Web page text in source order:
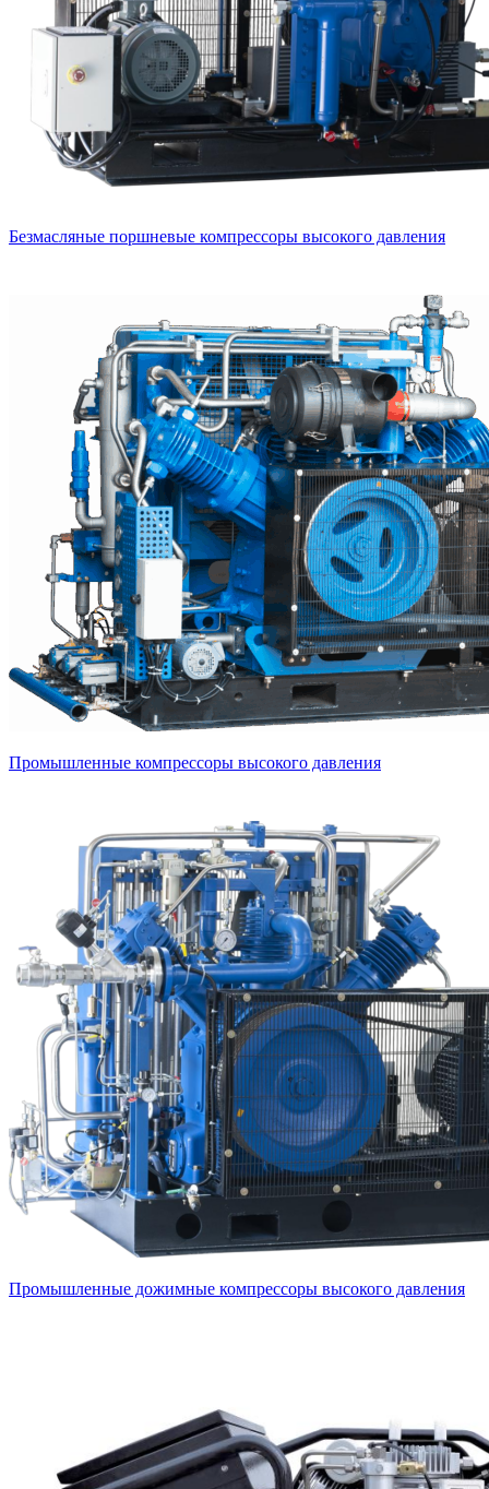
Безмасляные поршневые компрессоры высокого давления
Промышленные компрессоры высокого давления
Промышленные дожимные компрессоры высокого давления